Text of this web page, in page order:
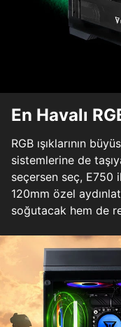
En Havalı
RGB ışıklarının
sistemlerine de
seçersen seç,
120mm özel
soğutacak hem de